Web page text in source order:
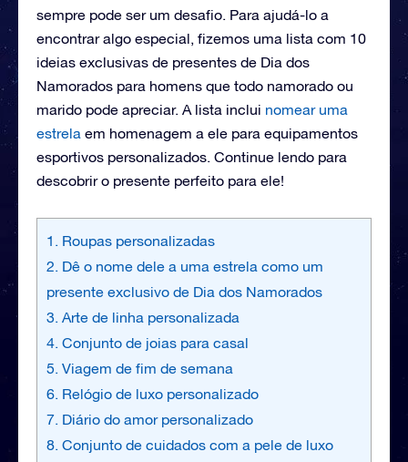
sempre pode ser um desafio. Para ajudá-lo a
encontrar algo especial, fizemos uma lista com 10
ideias exclusivas de presentes de Dia dos
Namorados para homens que todo namorado ou
marido pode apreciar. A lista inclui nomear uma
estrela em homenagem a ele para equipamentos
esportivos personalizados. Continue lendo para
descobrir o presente perfeito para ele!
1. Roupas personalizadas
2. Dê o nome dele a uma estrela como um
presente exclusivo de Dia dos Namorados
3. Arte de linha personalizada
4. Conjunto de joias para casal
5. Viagem de fim de semana
6. Relógio de luxo personalizado
7. Diário do amor personalizado
8. Conjunto de cuidados com a pele de luxo